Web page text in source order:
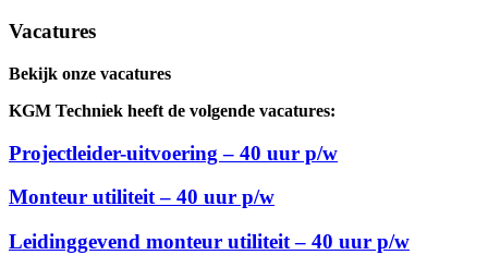
Vacatures
Bekijk onze vacatures
KGM Techniek heeft de volgende vacatures:
Projectleider-uitvoering – 40 uur p/w
Monteur utiliteit – 40 uur p/w
Leidinggevend monteur utiliteit – 40 uur p/w